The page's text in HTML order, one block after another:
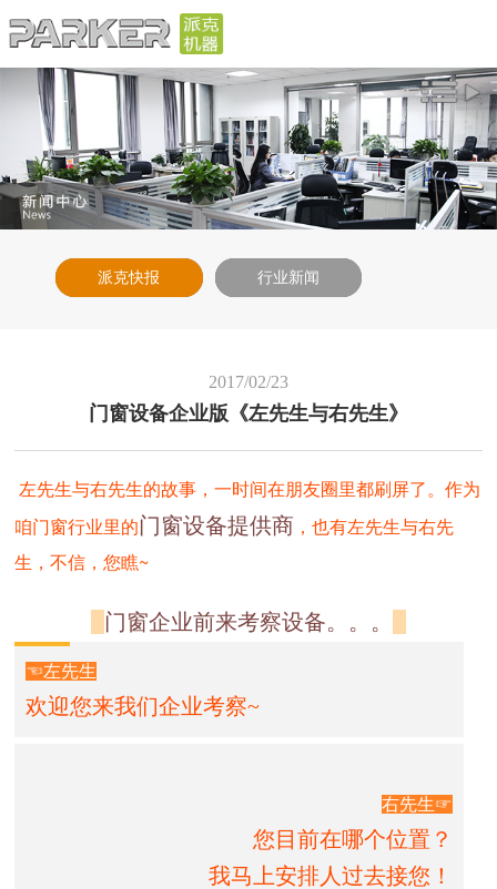
派克快报 行业新闻
2017/02/23
门窗设备企业版《左先生与右先生》
左先生与右先生的故事，一时间在朋友圈里都刷屏了。作为
咱门窗行业里的门窗设备提供商 ，也有左先生与右先
生，不信，您瞧~
门窗企业前来考察设备。。。
☜左先生
欢迎您来我们企业考察~
右先生☞
您目前在哪个位置？
我马上安排人过去接您！